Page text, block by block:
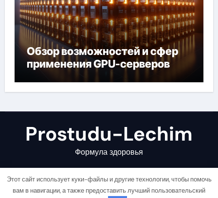
Обзор возможностей и сфер
применения GPU-серверов
Prostudu-Lechim
Формула здоровья
Этот сайт использует куки-файлы и другие технологии, чтобы помочь
вам в навигации, а также предоставить лучший пользовательский